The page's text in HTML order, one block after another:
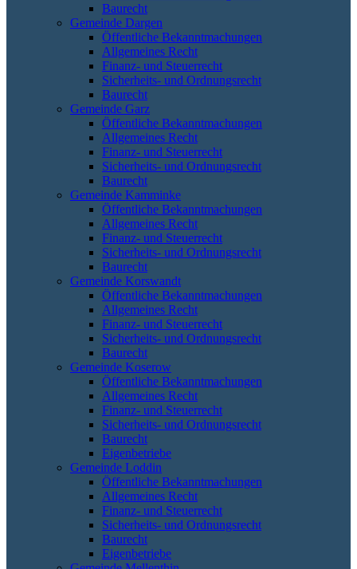
Baurecht
Gemeinde Dargen
Öffentliche Bekanntmachungen
Allgemeines Recht
Finanz- und Steuerrecht
Sicherheits- und Ordnungsrecht
Baurecht
Gemeinde Garz
Öffentliche Bekanntmachungen
Allgemeines Recht
Finanz- und Steuerrecht
Sicherheits- und Ordnungsrecht
Baurecht
Gemeinde Kamminke
Öffentliche Bekanntmachungen
Allgemeines Recht
Finanz- und Steuerrecht
Sicherheits- und Ordnungsrecht
Baurecht
Gemeinde Korswandt
Öffentliche Bekanntmachungen
Allgemeines Recht
Finanz- und Steuerrecht
Sicherheits- und Ordnungsrecht
Baurecht
Gemeinde Koserow
Öffentliche Bekanntmachungen
Allgemeines Recht
Finanz- und Steuerrecht
Sicherheits- und Ordnungsrecht
Baurecht
Eigenbetriebe
Gemeinde Loddin
Öffentliche Bekanntmachungen
Allgemeines Recht
Finanz- und Steuerrecht
Sicherheits- und Ordnungsrecht
Baurecht
Eigenbetriebe